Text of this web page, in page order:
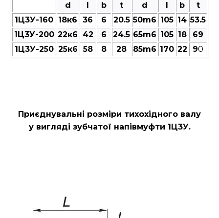
d l b t d l b
t
1Ц3У-160 18к6 36 6 20.5 50m6 105 14 53.5
1Ц3У-200 22к6 42 6 24.5 65m6 105 18
69
1Ц3У-250 25к6 58 8 28 85m6 170 22 90
Приєднувальні розміри тихохідного валу
у вигляді зубчатої напівмуфти 1Ц3У.